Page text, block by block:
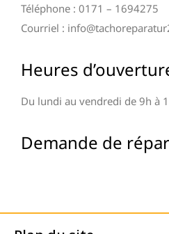
Téléphone : 0171 – 1694275
Courriel :
Heures
Du lundi au vendredi de 9h à
Demande de